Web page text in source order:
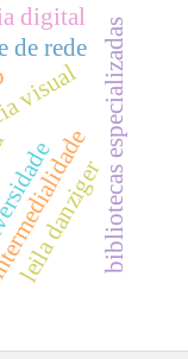
visual bibliotecas especializadas
de rede
leila danziger
digital